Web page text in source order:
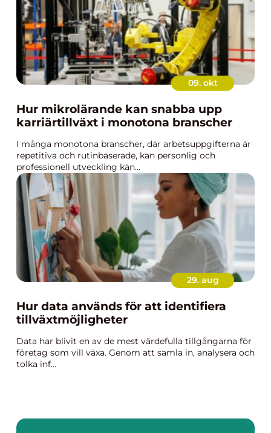
09. okt
Hur mikrolärande kan snabba upp
karriärtillväxt i monotona branscher
I många monotona branscher, där arbetsuppgifterna är
repetitiva och rutinbaserade, kan personlig och
professionell utveckling kän...
29. aug
Hur data används för att identifiera
tillväxtmöjligheter
Data har blivit en av de mest värdefulla tillgångarna för
företag som vill växa. Genom att samla in, analysera och
tolka inf...